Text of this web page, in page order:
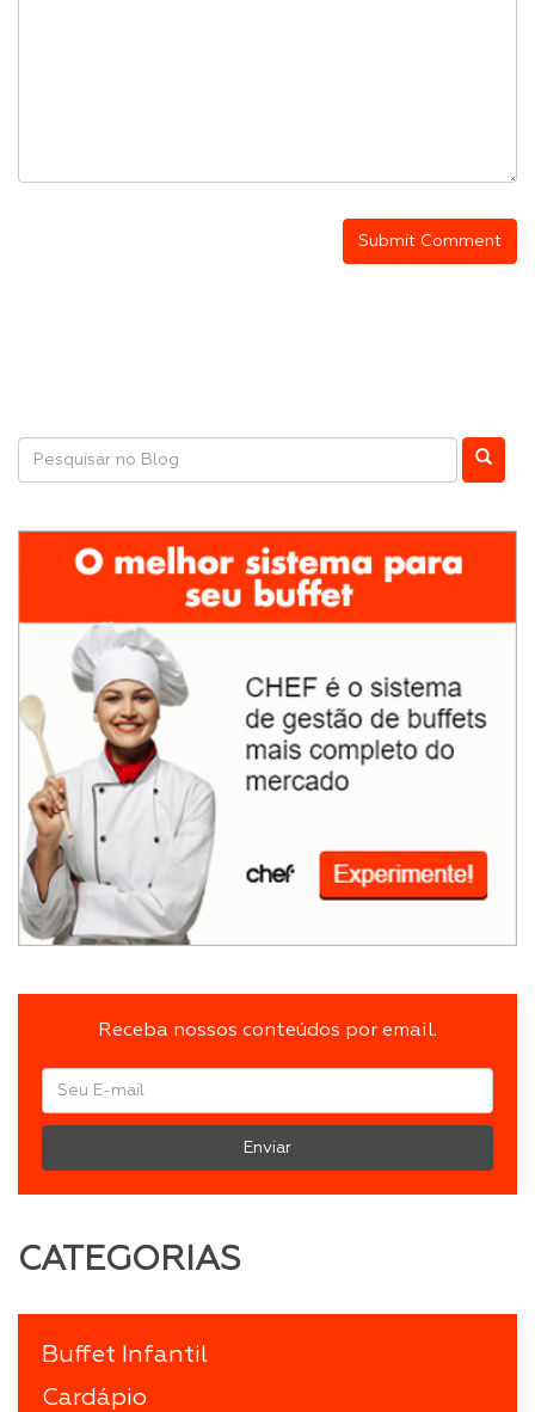
Receba nossos conteúdos por email.
Enviar
CATEGORIAS
Buffet Infantil
Cardápio